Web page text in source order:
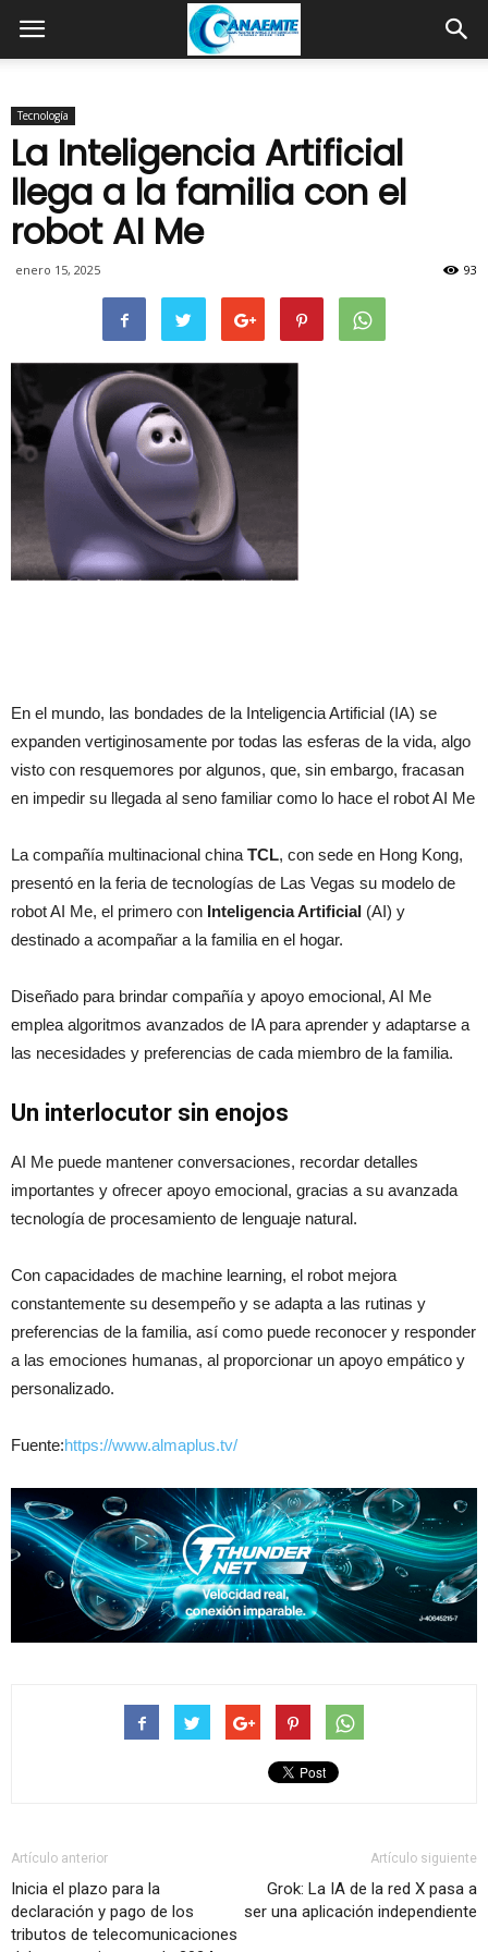
Tecnología
La Inteligencia Artificial
llega a la familia con el
robot AI Me
enero 15, 2025 93
En el mundo, las bondades de la Inteligencia Artificial (IA) se
expanden vertiginosamente por todas las esferas de la vida, algo
visto con resquemores por algunos, que, sin embargo, fracasan
en impedir su llegada al seno familiar como lo hace el robot AI Me
La compañía multinacional china TCL, con sede en Hong Kong,
presentó en la feria de tecnologías de Las Vegas su modelo de
robot AI Me, el primero con Inteligencia Artificial (AI) y
destinado a acompañar a la familia en el hogar.
Diseñado para brindar compañía y apoyo emocional, AI Me
emplea algoritmos avanzados de IA para aprender y adaptarse a
las necesidades y preferencias de cada miembro de la familia.
Un interlocutor sin enojos
AI Me puede mantener conversaciones, recordar detalles
importantes y ofrecer apoyo emocional, gracias a su avanzada
tecnología de procesamiento de lenguaje natural.
Con capacidades de machine learning, el robot mejora
constantemente su desempeño y se adapta a las rutinas y
preferencias de la familia, así como puede reconocer y responder
a las emociones humanas, al proporcionar un apoyo empático y
personalizado.
Fuente:https://www.almaplus.tv/
Artículo anterior
Inicia el plazo para la
declaración y pago de los
tributos de telecomunicaciones
Artículo siguiente
Grok: La IA de la red X pasa a
ser una aplicación independiente